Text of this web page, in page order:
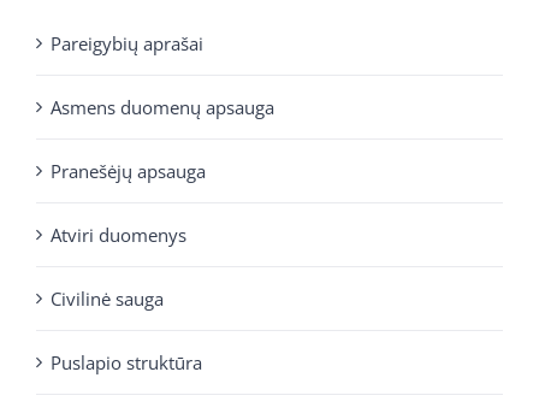
Pareigybių aprašai
Asmens duomenų apsauga
Pranešėjų apsauga
Atviri duomenys
Civilinė sauga
Puslapio struktūra